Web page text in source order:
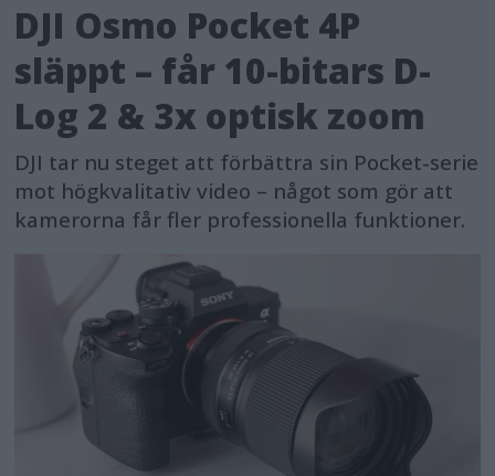
DJI Osmo Pocket 4P
släppt – får 10-bitars D-
Log 2 & 3x optisk zoom
DJI tar nu steget att förbättra sin Pocket-serie
mot högkvalitativ video – något som gör att
kamerorna får fler professionella funktioner.